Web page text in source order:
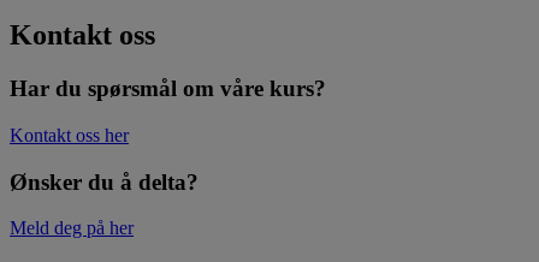
Kontakt oss
Har du spørsmål om våre kurs?
Kontakt oss her
Ønsker du å delta?
Meld deg på her